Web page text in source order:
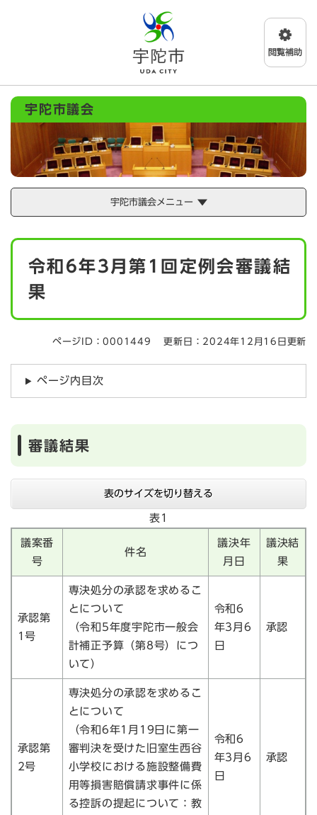
メニューを飛ばして本文へ
宇陀市議会
宇陀市議会メニュー
本
令和6年3月第1回定例会審議結
果
ページID：0001449 更新日：2024年12月16日更新
ページ内目次
審議結果
表のサイズを切り替える
表1
議案番
号
件名
議決年
月日
議決結
果
承認第
1号
専決処分の承認を求めるこ
とについて
（令和5年度宇陀市一般会
計補正予算（第8号）につ
いて）
令和6
年3月6
日
承認
承認第
2号
専決処分の承認を求めるこ
とについて
（令和6年1月19日に第一
審判決を受けた旧室生西谷
小学校における施設整備費
用等損害賠償請求事件に係
る控訴の提起について：教
令和6
年3月6
日
承認